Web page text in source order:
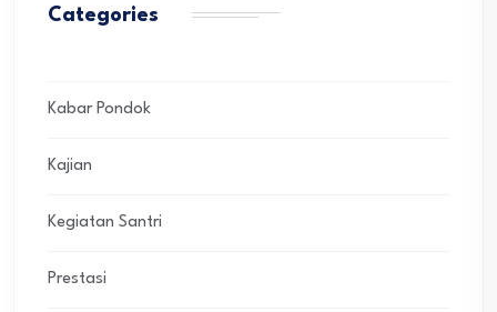
Categories
Kabar Pondok
Kajian
Kegiatan Santri
Prestasi